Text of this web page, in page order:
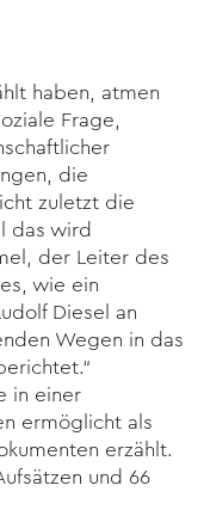
haben, atmen
Frage,
die
zuletzt die
das wird
der Leiter des
wie ein
Diesel an
Wegen in das
in einer
ermöglicht als
erzählt.
und 66